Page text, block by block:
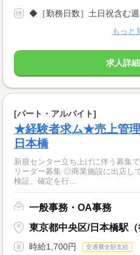
◆［勤務日数］土日祝含む週
もっと
求人詳
[パート・アルバイト]
★経験者求ム★売上管
日本橋
新規センター立ち上げに伴う募集です 商業施設の 売上伝票チ
リーダー募集 ◎商業施設に出店しているテナントの売上チェック、
検証、確定を行...
一般事務・OA事務
東京都中央区/日本橋駅（
時給1,700円 交通費全額支給